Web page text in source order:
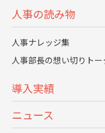
人事の読み物
人事ナレッジ集
人事部長の想い切りトー
導入実績
ニュース
習慣が大きく関係
不足が、糖尿病や
き起こしていると
トワークの増加に
過ごす従業員が増
に深刻化している